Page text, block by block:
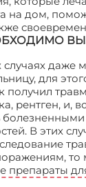
на дом,
случаях
для
получил
рентген, и,
В этих
то
препараты